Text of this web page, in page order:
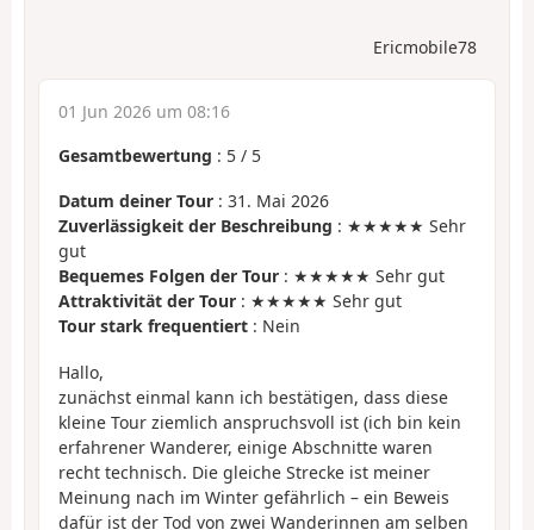
Ericmobile78
01 Jun 2026 um 08:16
Gesamtbewertung : 5 / 5
Datum deiner Tour : 31. Mai 2026
Zuverlässigkeit der Beschreibung : ★★★★★ Sehr
gut
Bequemes Folgen der Tour : ★★★★★ Sehr gut
Attraktivität der Tour : ★★★★★ Sehr gut
Tour stark frequentiert : Nein
Hallo,
zunächst einmal kann ich bestätigen, dass diese
kleine Tour ziemlich anspruchsvoll ist (ich bin kein
erfahrener Wanderer, einige Abschnitte waren
recht technisch. Die gleiche Strecke ist meiner
Meinung nach im Winter gefährlich – ein Beweis
dafür ist der Tod von zwei Wanderinnen am selben